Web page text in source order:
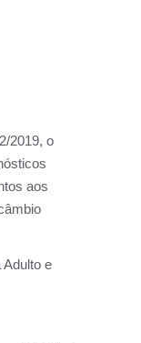
2019, o
aos
Adulto e